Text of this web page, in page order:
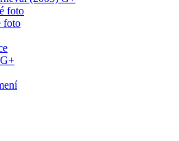
foto
foto